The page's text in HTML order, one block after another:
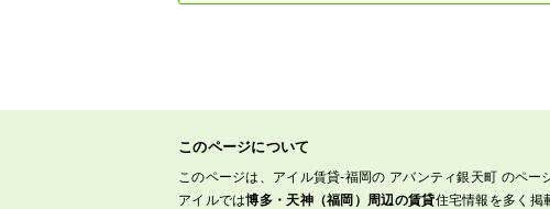
このページについて
このページは、アイル賃貸-福岡の アバンティ銀天町 のペー
アイルでは博多・天神（福岡）周辺の賃貸住宅情報を多く掲